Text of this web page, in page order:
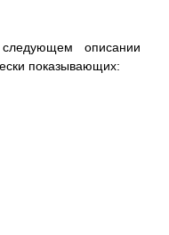
описании
показывающих: